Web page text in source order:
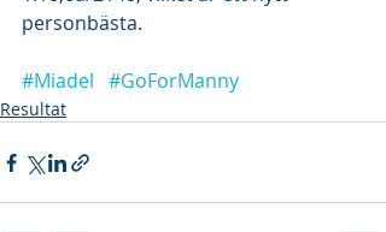
personbästa.
#Miadel #GoForManny
Resultat